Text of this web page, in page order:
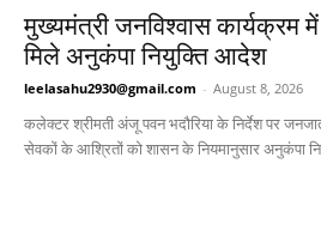
मुख्यमंत्री जनविश्वास कार्यक्रम
मिले अनुकंपा नियुक्ति आदेश
leelasahu2930@gmail.com - August 8, 2026
कलेक्टर श्रीमती अंजू पवन भदौरिया के निर्देश पर
सेवकों के आश्रितों को शासन के नियमानुसार अनुकंपा